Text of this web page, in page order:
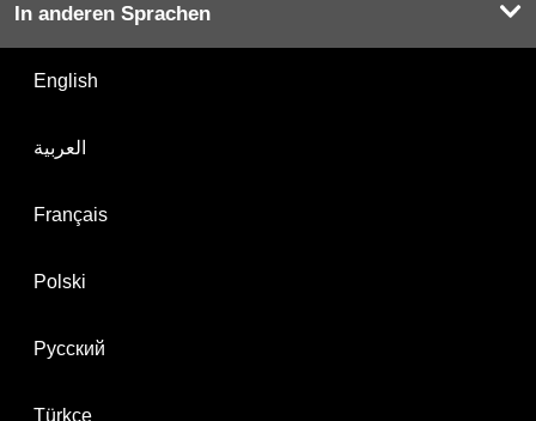
In anderen Sprachen
English
العربية
Français
Polski
Русский
Türkçe